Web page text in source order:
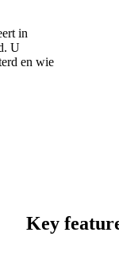
in
U
en wie
Key